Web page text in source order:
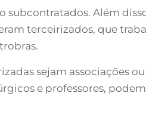
Além
terceirizados, que
sejam associações
e professores,